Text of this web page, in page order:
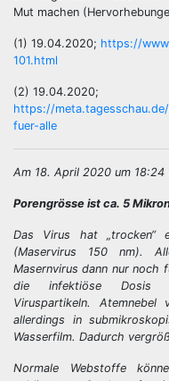
Mut machen
(1) 19.04.2020; https://
101.html
(2) 19.04.2020;
https://
fuer-alle
Am 18. April 2020 um 18:24
Porengrösse ist ca. 5
Das Virus hat „trocken“
(Maservirus 150 nm).
Masernvirus dann nur noch
die infektiöse Dosis
Viruspartikeln.
allerdings in
Wasserfilm. Dadurch
Normale Webstoffe